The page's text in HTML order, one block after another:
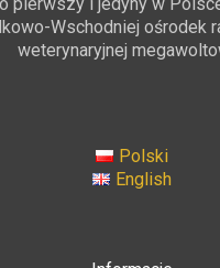
Wschodniej ośrodek
weterynaryjnej
Polski
English